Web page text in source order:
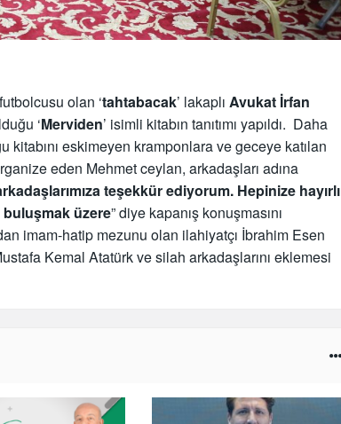
olan ‘tahtabacak’ lakaplı Avukat İrfan
‘Merviden’ isimli kitabın tanıtımı yapıldı. Daha
kitabını eskimeyen kramponlara ve geceye katılan
eden Mehmet ceylan, arkadaşları adına
teşekkür ediyorum. Hepinize hayırlı
üzere” diye kapanış konuşmasını
imam-hatip mezunu olan ilahiyatçı İbrahim Esen
Kemal Atatürk ve silah arkadaşlarını eklemesi